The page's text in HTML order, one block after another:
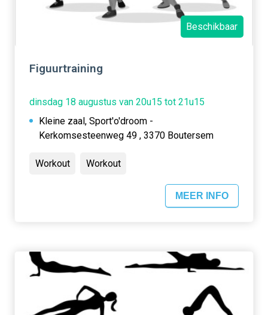
Beschikbaar
Figuurtraining
dinsdag 18 augustus van 20u15 tot 21u15
Kleine zaal, Sport'o'droom -
Kerkomsesteenweg 49 , 3370 Boutersem
Workout Workout
MEER INFO